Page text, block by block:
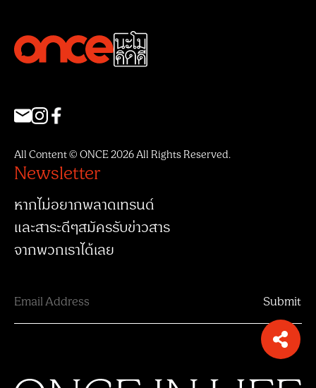
All Content © ONCE 2026 All Rights Reserved.
Newsletter
หากไม่อยากพลาดเทรนด์
และสาระดีๆสมัครรับข่าวสาร
จากพวกเราได้เลย